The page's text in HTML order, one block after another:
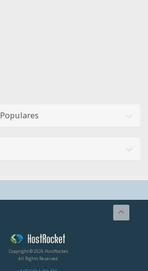
Copyright © 2026 HostRocket
All Rights Reserved.